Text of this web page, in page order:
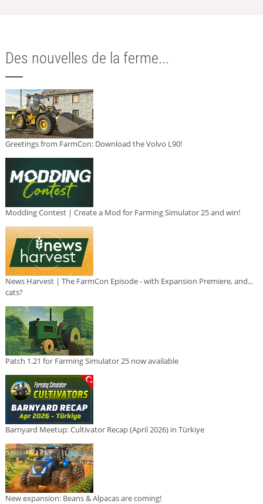
Des nouvelles de la ferme...
Greetings from FarmCon: Download the Volvo L90!
Modding Contest | Create a Mod for Farming Simulator 25 and win!
News Harvest | The FarmCon Episode - with Expansion Premiere, and...
cats?
Patch 1.21 for Farming Simulator 25 now available
Barnyard Meetup: Cultivator Recap (April 2026) in Türkiye
New expansion: Beans & Alpacas are coming!